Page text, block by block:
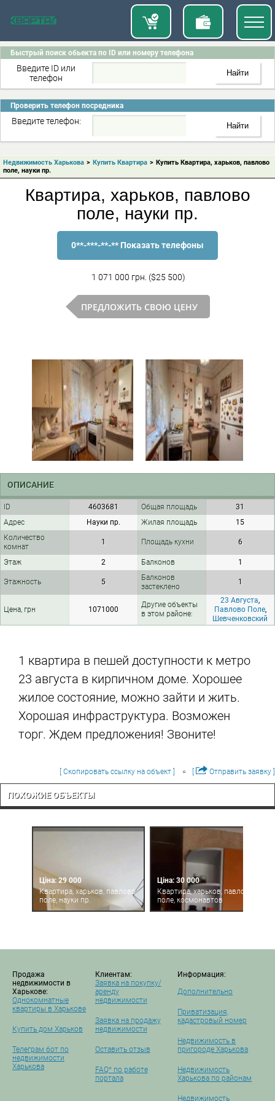
Быстрый поиск обьекта по ID или номеру телефона
Введите ID или
телефон
Проверить телефон посредника
Введите телефон:
Недвижимость Харькова > Купить Квартира > Купить Квартира, харьков, павлово
поле, науки пр.
Квартира, харьков, павлово
поле, науки пр.
0**-***-**-** Показать телефоны
1 071 000 грн. ($25 500)
ПРЕДЛОЖИТЬ СВОЮ ЦЕНУ
ОПИСАНИЕ
ID 4603681 Общая площадь
31
Адрес
Науки пр. Жилая площадь
15
Количество
комнат
1 Площадь кухни 6
Этаж 2 Балконов 1
Этажность 5
Балконов
застеклено
1
Цена, грн 1071000
Другие объекты
в этом районе:
23 Августа,
Павлово Поле,
Шевченковский
1 квартира в пешей доступности к метро
23 августа в кирпичном доме. Хорошее
жилое состояние, можно зайти и жить.
Хорошая инфраструктура. Возможен
торг. Ждем предложения! Звоните!
[ Скопировать ссылку на объект ] Отправить заявку ]
ПОХОЖИЕ ОБЪЕКТЫ
Ціна: 29 000
Квартира, харьков, павлово
поле, науки пр.
Ціна: 30 000
Квартира, харьков, павлово
поле, космонавтов
Продажа
недвижимости в
Харькове:
Однокомнатные
квартиры в Харькове
Купить дом Харьков
Телеграм бот по
недвижимости
Харькова
Клиентам:
Заявка на покупку/
аренду
недвижимости
Заявка на продажу
недвижимости
Оставить отзыв
FAQ* по работе
портала
Информация:
Дополнительно
Приватизация,
кадастровый номер
Недвижимость в
пригороде Харькова
Недвижимость
Харькова по районам
Недвижимость